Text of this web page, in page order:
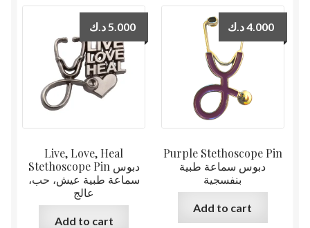
Live, Love, Heal
Stethoscope Pin دبوس
سماعة طبية عيش، حب،
عالج
5.000د.ك
Add to cart
Purple Stethoscope Pin
دبوس سماعة طبية
بنفسجية
4.000د.ك
Add to cart